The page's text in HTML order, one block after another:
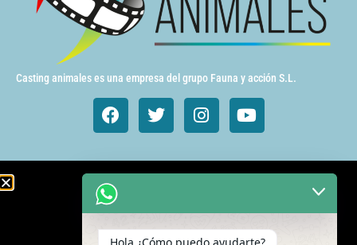
Casting animales es una empresa del grupo Fauna y acción S.L.
Animales de cine y TV